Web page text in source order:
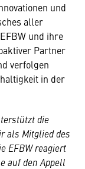
und
aller
und ihre
Partner
verfolgen
in der
die
als Mitglied des
EFBW reagiert
auf den Appell